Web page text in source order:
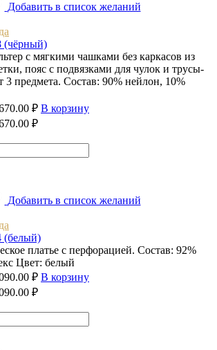
Добавить в список желаний
(чёрный)
с мягкими чашками без каркасов из
пояс с подвязками для чулок и трусы-
3 предмета. Состав: 90% нейлон, 10%
₽ В корзину
₽
Добавить в список желаний
(белый)
платье с перфорацией. Состав: 92%
Цвет: белый
₽ В корзину
₽